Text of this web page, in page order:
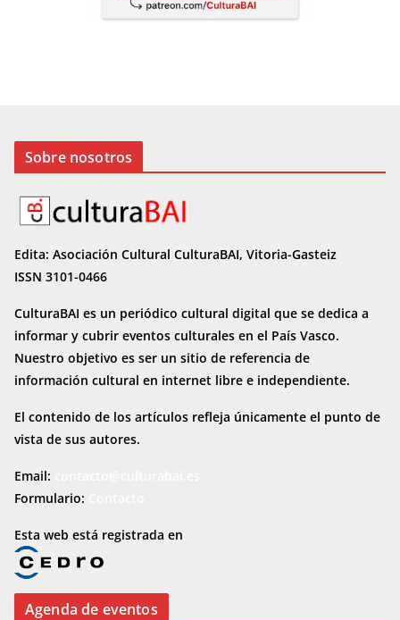
Sobre nosotros
Edita: Asociación Cultural CulturaBAI, Vitoria-Gasteiz
ISSN 3101-0466
CulturaBAI es un periódico cultural digital que se dedica a
informar y cubrir eventos culturales en el País Vasco.
Nuestro objetivo es ser un sitio de referencia de
información cultural en internet libre e independiente.
El contenido de los artículos refleja únicamente el punto de
vista de sus autores.
Email:
Formulario:
Esta web está registrada en
Agenda de eventos